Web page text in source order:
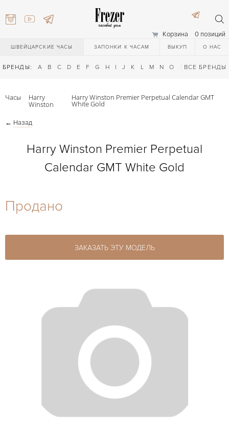
Корзина 0 позиций
ШВЕЙЦАРСКИЕ ЧАСЫ ЗАПОНКИ К ЧАСАМ ВЫКУП О НАС
БРЕНДЫ: A B C D E F G H I J K L M N O Q R S T
ВСЕ БРЕНДЫ
27-44
Часы Harry
Winston
Harry Winston Premier Perpetual Calendar GMT
White Gold
← Назад
Harry Winston Premier Perpetual
Calendar GMT White Gold
Продано
ЗАКАЗАТЬ ЭТУ МОДЕЛЬ